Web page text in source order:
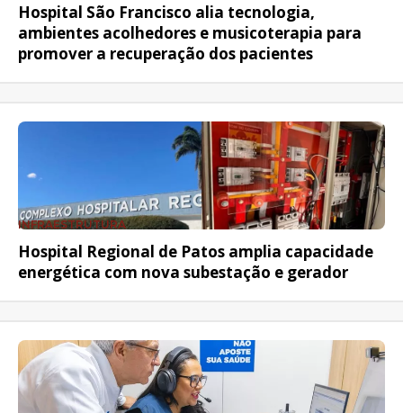
Hospital São Francisco alia tecnologia,
ambientes acolhedores e musicoterapia para
promover a recuperação dos pacientes
INFRAESTRUTURA
Hospital Regional de Patos amplia capacidade
energética com nova subestação e gerador